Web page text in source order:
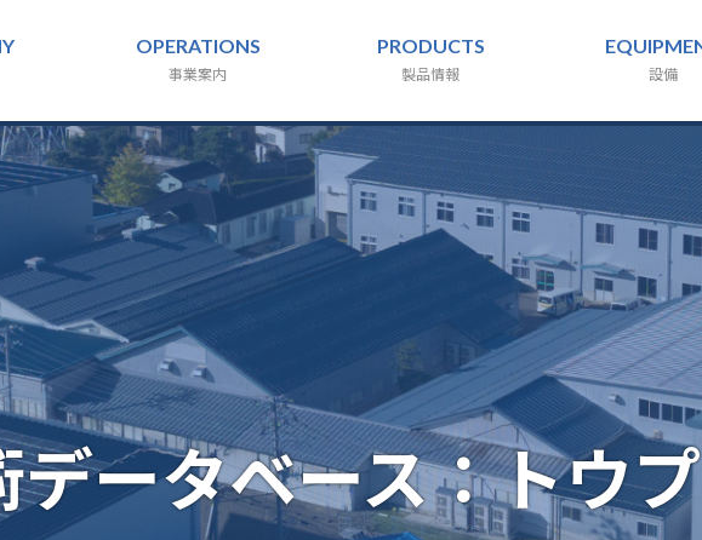
OPERATIONS
事業案内
PRODUCTS
製品情報 設備
データベース：トウ